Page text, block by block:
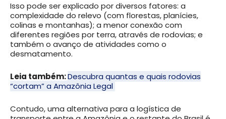
Isso pode ser explicado por diversos fatores: a
complexidade do relevo (com florestas, planícies,
colinas e montanhas); a menor conexão com
diferentes regiões por terra, através de rodovias; e
também o avanço de atividades como o
desmatamento.
Leia também:Descubra quantas e quais rodovias
“cortam” a Amazônia Legal
Contudo, uma alternativa para a logística de